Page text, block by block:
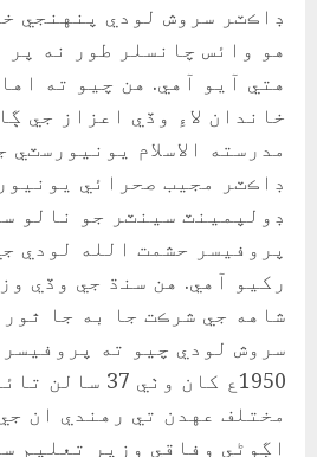
ڊاڪٽر سروش لودي پنهنجي
هو وائس چانسلر طور نه پر
هتي آيو آهي. هن چيو ته
خاندان لاءِ وڏي اعزاز جي
مدرسته الاسلام
ڊاڪٽر مجيب صحرائي
ڊولپمينٽ سينٽر جو نالو
پروفيسر حشمت الله لودي
رکيو آهي. هن سنڌ جي وڏي
شاهه جي شرڪت جا به جا
سروش لودي چيو ته
1950ع کان وٺي
مختلف عهدن تي رهندي ان
اڳوڻي وفاقي وزير تعليم